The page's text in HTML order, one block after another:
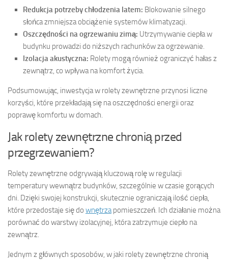
Redukcja potrzeby chłodzenia latem: Blokowanie silnego
słońca zmniejsza obciążenie systemów klimatyzacji.
Oszczędności na ogrzewaniu zimą: Utrzymywanie ciepła w
budynku prowadzi do niższych rachunków za ogrzewanie.
Izolacja akustyczna: Rolety mogą również ograniczyć hałas z
zewnątrz, co wpływa na komfort życia.
Podsumowując, inwestycja w rolety zewnętrzne przynosi liczne
korzyści, które przekładają się na oszczędności energii oraz
poprawę komfortu w domach.
Jak rolety zewnętrzne chronią przed
przegrzewaniem?
Rolety zewnętrzne odgrywają kluczową rolę w regulacji
temperatury wewnątrz budynków, szczególnie w czasie gorących
dni. Dzięki swojej konstrukcji, skutecznie ograniczają ilość ciepła,
które przedostaje się do wnętrzapomieszczeń. Ich działanie można
porównać do warstwy izolacyjnej, która zatrzymuje ciepło na
zewnątrz.
Jednym z głównych sposobów, w jaki rolety zewnętrzne chronią